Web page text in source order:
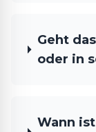
Geht
oder in
Wann